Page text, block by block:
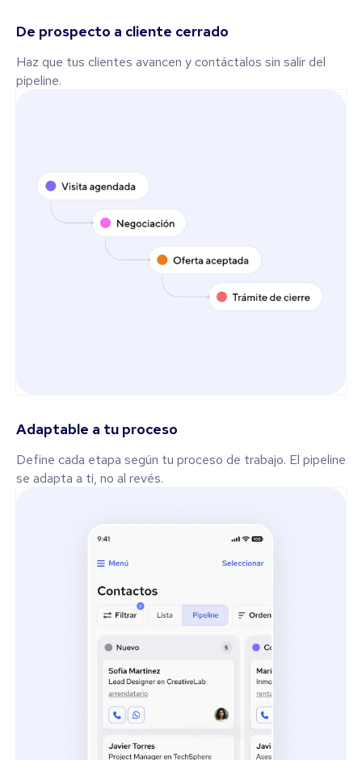
De prospecto a cliente cerrado
Haz que tus clientes avancen y contáctalos sin salir del
pipeline.
Adaptable a tu proceso
Define cada etapa según tu proceso de trabajo. El pipeline
se adapta a ti, no al revés.